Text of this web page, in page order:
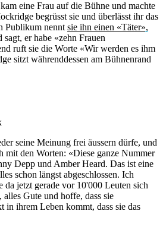
eine Frau auf die Bühne und machte
begrüsst sie und überlässt ihr das
Publikum nennt sie ihn einen «Täter»,
sagt, er habe «zehn Frauen
ruft sie die Worte «Wir werden es ihm
sitzt währenddessen am Bühnenrand
seine Meinung frei äussern dürfe, und
mit den Worten: «Diese ganze Nummer
Depp und Amber Heard. Das ist eine
schon längst abgeschlossen. Ich
da jetzt gerade vor 10'000 Leuten sich
alles Gute und hoffe, dass sie
in ihrem Leben kommt, dass sie das